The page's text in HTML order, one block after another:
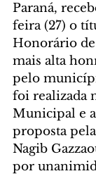
Paraná,
feira (27) o
Honorário de
mais alta
pelo
foi realizada
Municipal e
proposta
Nagib
por